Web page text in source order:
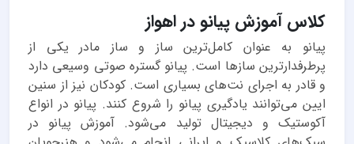
کلاس آموزش پیانو در اهواز
پیانو به عنوان کامل‌ترین ساز و ساز مادر یکی از
پرطرفدارترین سازها است. پیانو گستره صوتی وسیعی دارد
و قادر به اجرای نت‌های بسیاری است. کودکان نیز از سنین
ایین می‌توانند یادگیری پیانو را شروع کنند. پیانو در انواع
آکوستیک و دیجیتال تولید می‌شود. آموزش پیانو در